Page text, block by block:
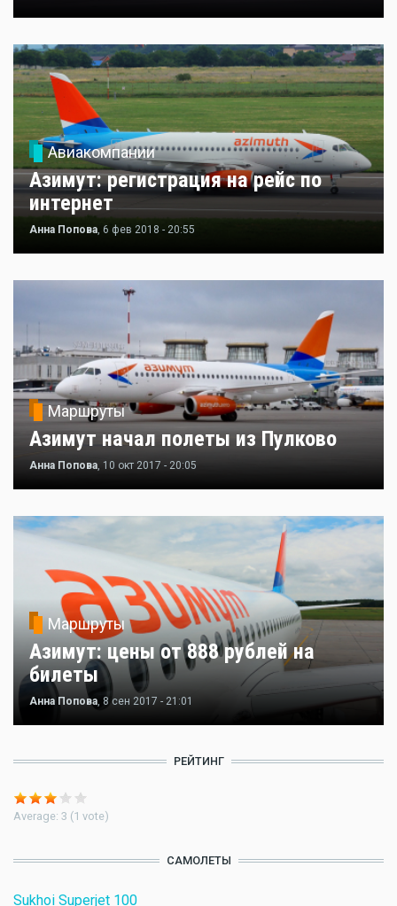
Авиакомпании
Азимут: регистрация на рейс по
интернет
Анна Попова, 6 фев 2018 - 20:55
Маршруты
Азимут начал полеты из Пулково
Анна Попова, 10 окт 2017 - 20:05
Маршруты
Азимут: цены от 888 рублей на
билеты
Анна Попова, 8 сен 2017 - 21:01
РЕЙТИНГ
Average: 3 (1 vote)
САМОЛЕТЫ
Sukhoi Superjet 100